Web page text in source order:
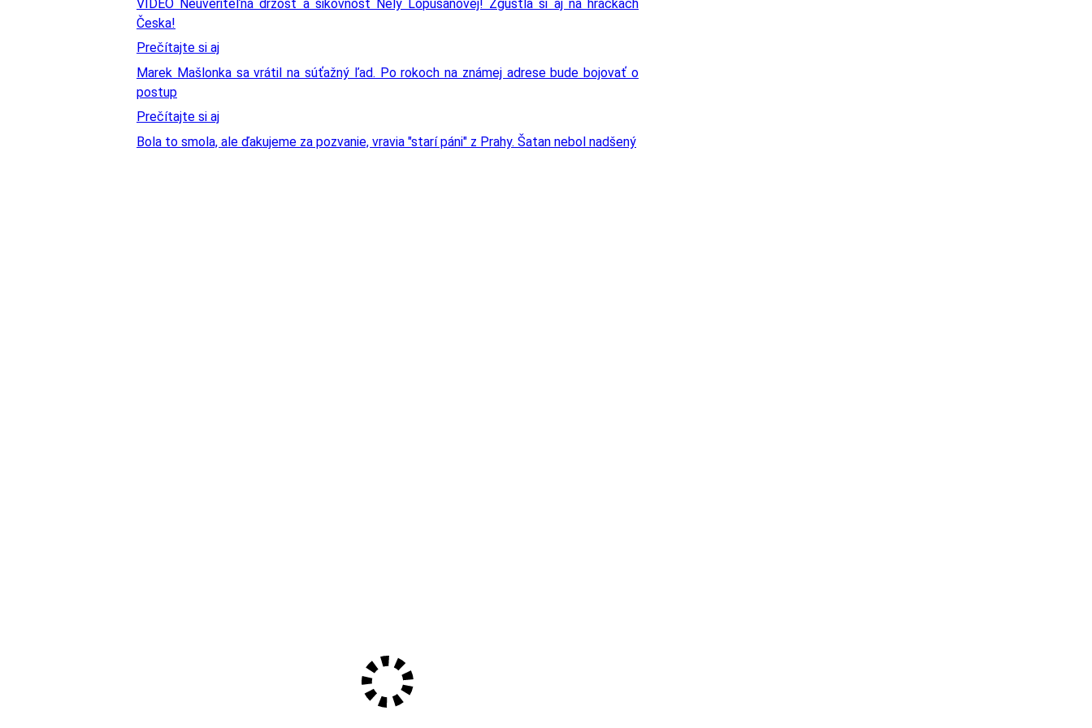
VIDEO Neuveriteľná drzosť a šikovnosť Nely Lopušanovej! Zgustla si aj na hráčkach
Česka!
Prečítajte si aj
Marek Mašlonka sa vrátil na súťažný ľad. Po rokoch na známej adrese bude bojovať o
postup
Prečítajte si aj
Bola to smola, ale ďakujeme za pozvanie, vravia "starí páni" z Prahy. Šatan nebol nadšený